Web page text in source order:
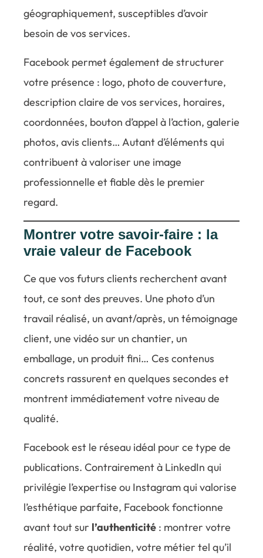
géographiquement, susceptibles d’avoir
besoin de vos services.
Facebook permet également de structurer
votre présence : logo, photo de couverture,
description claire de vos services, horaires,
coordonnées, bouton d’appel à l’action, galerie
photos, avis clients… Autant d’éléments qui
contribuent à valoriser une image
professionnelle et fiable dès le premier
regard.
Montrer votre savoir-faire : la
vraie valeur de Facebook
Ce que vos futurs clients recherchent avant
tout, ce sont des preuves. Une photo d’un
travail réalisé, un avant/après, un témoignage
client, une vidéo sur un chantier, un
emballage, un produit fini… Ces contenus
concrets rassurent en quelques secondes et
montrent immédiatement votre niveau de
qualité.
Facebook est le réseau idéal pour ce type de
publications. Contrairement à LinkedIn qui
privilégie l’expertise ou Instagram qui valorise
l’esthétique parfaite, Facebook fonctionne
avant tout sur l’authenticité : montrer votre
réalité, votre quotidien, votre métier tel qu’il